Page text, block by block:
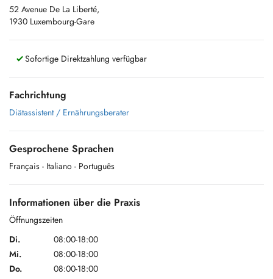
52 Avenue De La Liberté,
1930 Luxembourg-Gare
Sofortige Direktzahlung verfügbar
Fachrichtung
Diätassistent / Ernährungsberater
Gesprochene Sprachen
Français - Italiano - Português
Informationen über die Praxis
Öffnungszeiten
Di.
08:00-18:00
Mi.
08:00-18:00
Do.
08:00-18:00